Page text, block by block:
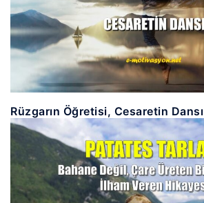
Rüzgarın Öğretisi, Cesaretin Dansı